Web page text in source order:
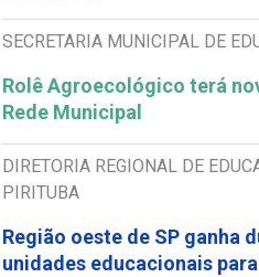
SECRETARIA MUNICIPAL DE
Rolê Agroecológico terá
Rede Municipal
DIRETORIA REGIONAL DE
PIRITUBA
Região oeste de SP ganha
unidades educacionais